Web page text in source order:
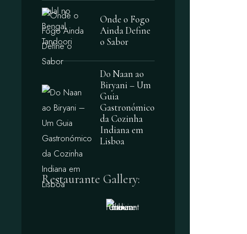
Onde o Fogo
Ainda Define
o Sabor
Do Naan ao
Biryani – Um
Guia
Gastronómico
da Cozinha
Indiana em
Lisboa
Restaurante Gallery: